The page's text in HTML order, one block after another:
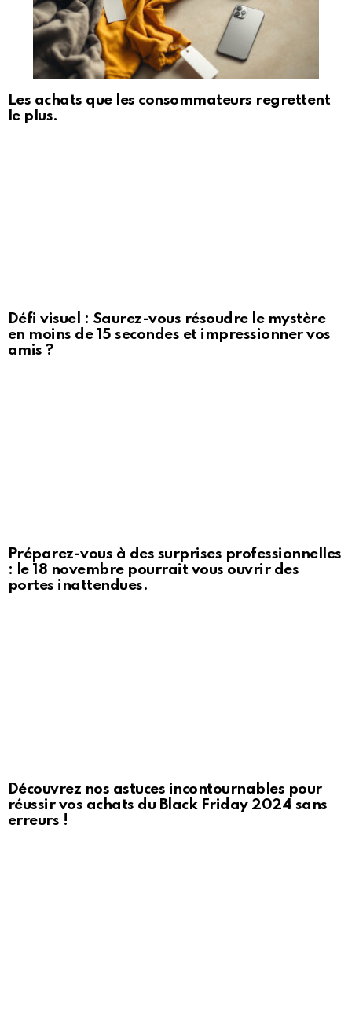
Les achats que les consommateurs regrettent
le plus.
Défi visuel : Saurez-vous résoudre le mystère
en moins de 15 secondes et impressionner vos
amis ?
Préparez-vous à des surprises professionnelles
: le 18 novembre pourrait vous ouvrir des
portes inattendues.
Découvrez nos astuces incontournables pour
réussir vos achats du Black Friday 2024 sans
erreurs !